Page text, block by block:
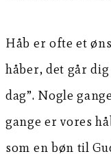
Håb er ofte et
håber, det går
dag”. Nogle
gange er vores
som en bøn til